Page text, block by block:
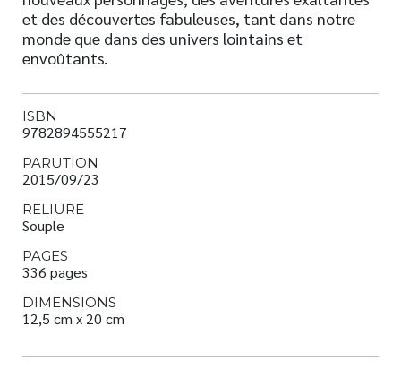
et des découvertes fabuleuses, tant dans notre
monde que dans des univers lointains et
envoûtants.
ISBN
9782894555217
PARUTION
2015/09/23
RELIURE
Souple
PAGES
336 pages
DIMENSIONS
12,5 cm x 20 cm